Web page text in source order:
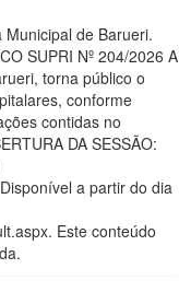
de Barueri.
SUPRI Nº 204/2026 A
torna público o
conforme
contidas no
DA SESSÃO:
a partir do dia
Este conteúdo